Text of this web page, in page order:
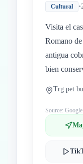
Cultural •
Visita el
Romano
antigua
bien
Trg pet
Source: Google